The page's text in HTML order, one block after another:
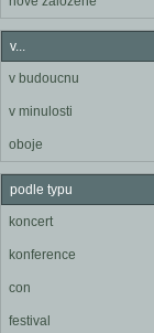
v...
v budoucnu
v minulosti
oboje
podle typu
koncert
konference
con
festival